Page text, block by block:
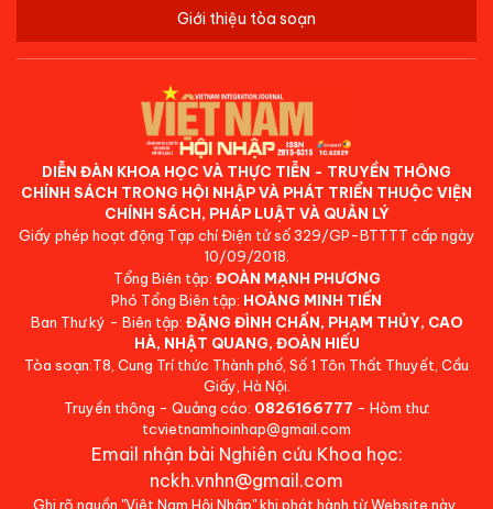
Giới thiệu tòa soạn
DIỄN ĐÀN KHOA HỌC VÀ THỰC TIỄN - TRUYỀN THÔNG
CHÍNH SÁCH TRONG HỘI NHẬP VÀ PHÁT TRIỂN THUỘC VIỆN
CHÍNH SÁCH, PHÁP LUẬT VÀ QUẢN LÝ
Giấy phép hoạt động Tạp chí Điện tử số 329/GP-BTTTT cấp ngày
10/09/2018.
Tổng Biên tập: ĐOÀN MẠNH PHƯƠNG
Phó Tổng Biên tập: HOÀNG MINH TIẾN
Ban Thư ký - Biên tập: ĐẶNG ĐÌNH CHẤN, PHẠM THỦY, CAO
HÀ, NHẬT QUANG, ĐOÀN HIẾU
Tòa soạn:T8, Cung Trí thức Thành phố, Số 1 Tôn Thất Thuyết, Cầu
Giấy, Hà Nội.
Truyền thông - Quảng cáo: 0826166777 - Hòm thư:
tcvietnamhoinhap@gmail.com
Email nhận bài Nghiên cứu Khoa học:
nckh.vnhn@gmail.com
Ghi rõ nguồn "Việt Nam Hội Nhập" khi phát hành từ Website này.